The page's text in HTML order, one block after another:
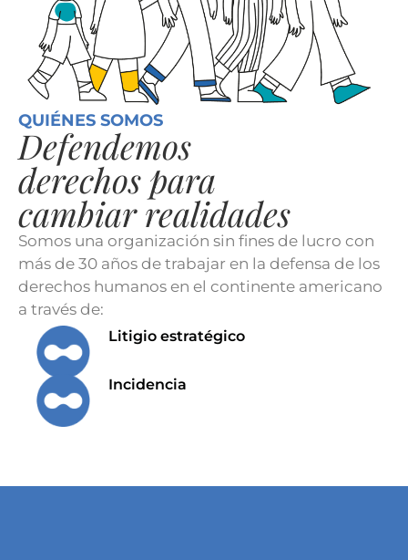
QUIÉNES SOMOS
Defendemos
derechos para
cambiar realidades
Somos una organización sin fines de lucro con
más de 30 años de trabajar en la defensa de los
derechos humanos en el continente americano
a través de:
Litigio estratégico
Incidencia